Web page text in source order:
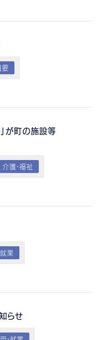
要
が町の施設等
介護・福祉
業
らせ